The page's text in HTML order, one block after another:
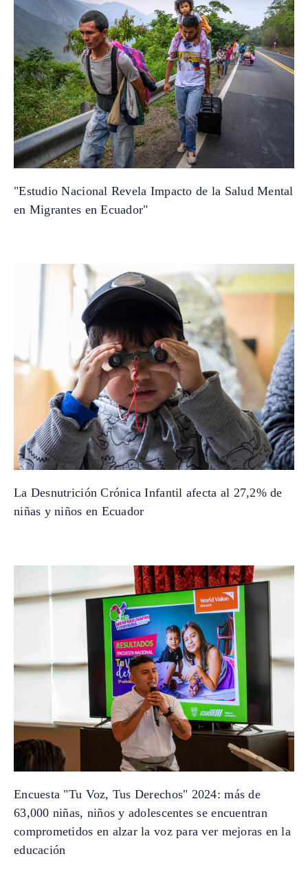
"Estudio Nacional Revela Impacto de la Salud Mental
en Migrantes en Ecuador"
La Desnutrición Crónica Infantil afecta al 27,2% de
niñas y niños en Ecuador
Encuesta "Tu Voz, Tus Derechos" 2024: más de
63,000 niñas, niños y adolescentes se encuentran
comprometidos en alzar la voz para ver mejoras en la
educación